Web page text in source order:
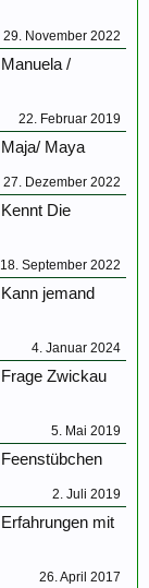
29. November 2022
/
22. Februar 2019
Maya
27. Dezember 2022
Die
18. September 2022
jemand
4. Januar 2024
Zwickau
5. Mai 2019
2. Juli 2019
mit
26. April 2017